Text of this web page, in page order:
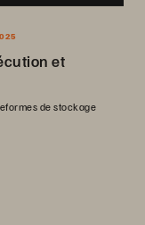
et
de stockage